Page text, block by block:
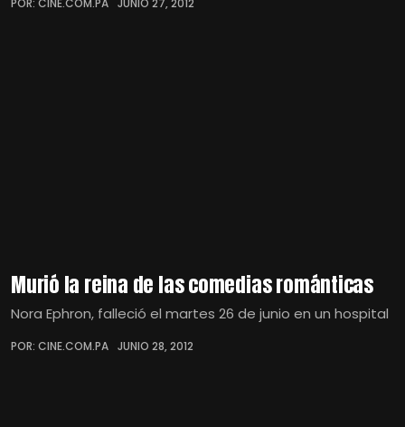
Murió la reina de las comedias románticas
Nora Ephron, falleció el martes 26 de junio en un hospital
POR: CINE.COM.PA JUNIO 28, 2012